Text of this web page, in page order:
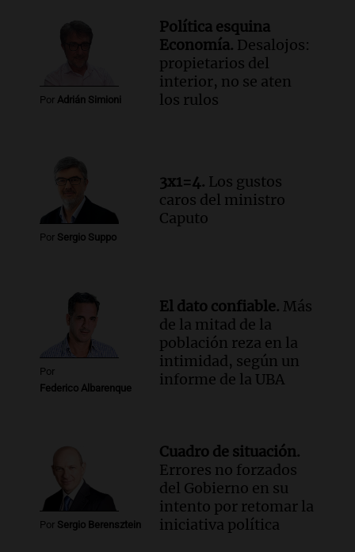
Episodios
Audio.
El Tesoro Nacional captura 12
billones de pesos y genera excedente de
liquidez de 4 billones
humildad en tiempos de tormenta
según San Ignacio de Loyola
Panorama Federal
Episodios
Audio.Tormentas y filtraciones: "El
Una Mañana para todos Rosario
Episodios
Por Adrián Simioni
Política esquina
Economía. Desalojos:
propietarios del
interior, no se aten
los rulos
Por Sergio Suppo
3x1=4. Los gustos
caros del ministro
Caputo
Por
Federico Albarenque
El dato confiable. Más
de la mitad de la
población reza en la
intimidad, según un
informe de la UBA
Por Sergio Berensztein
Cuadro de situación.
Errores no forzados
del Gobierno en su
intento por retomar la
iniciativa política